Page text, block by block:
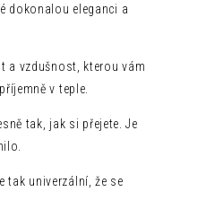
dokonalou eleganci a
a vzdušnost, kterou vám
v teple.
tak, jak si přejete. Je
tak univerzální, že se